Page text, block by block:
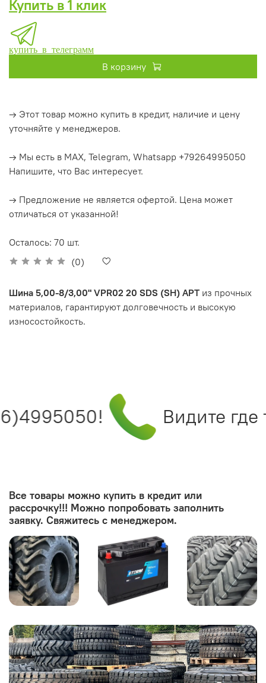
(0)
Купить в 1 клик
купить в телеграмм
В корзину
→ Этот товар можно купить в кредит, наличие и цену
уточняйте у менеджеров.
→ Мы есть в MAX, Telegram, Whatsapp +79264995050
Напишите, что Вас интересует.
→ Предложение не является офертой. Цена может
отличаться от указанной!
Осталось: 70 шт.
Шина 5,00-8/3,00" VPR02 20 SDS (SH) APT из прочных
материалов, гарантируют долговечность и высокую
износостойкость.
Видите
Все товары можно купить в кредит или
рассрочку!!! Можно попробовать заполнить
заявку. Свяжитесь с менеджером.